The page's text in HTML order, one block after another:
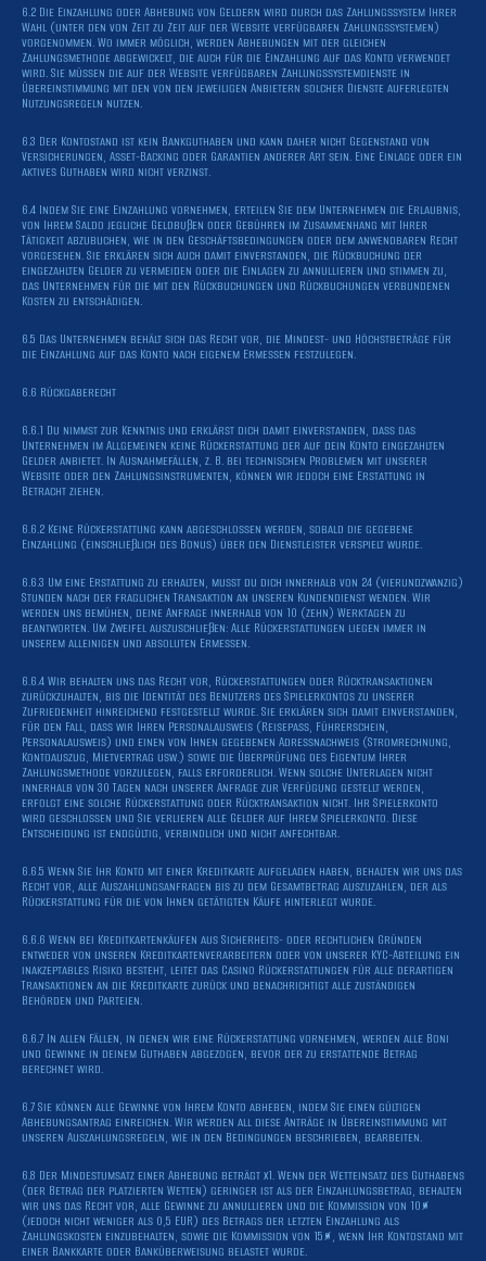
6.2 Die Einzahlung oder Abhebung von Geldern wird durch das Zahlungssystem Ihrer
Wahl (unter den von Zeit zu Zeit auf der Website verfügbaren Zahlungssystemen)
vorgenommen. Wo immer möglich, werden Abhebungen mit der gleichen
Zahlungsmethode abgewickelt, die auch für die Einzahlung auf das Konto verwendet
wird. Sie müssen die auf der Website verfügbaren Zahlungssystemdienste in
Übereinstimmung mit den von den jeweiligen Anbietern solcher Dienste auferlegten
Nutzungsregeln nutzen.
6.3 Der Kontostand ist kein Bankguthaben und kann daher nicht Gegenstand von
Versicherungen, Asset-Backing oder Garantien anderer Art sein. Eine Einlage oder ein
aktives Guthaben wird nicht verzinst.
6.4 Indem Sie eine Einzahlung vornehmen, erteilen Sie dem Unternehmen die Erlaubnis,
von Ihrem Saldo jegliche Geldbußen oder Gebühren im Zusammenhang mit Ihrer
Tätigkeit abzubuchen, wie in den Geschäftsbedingungen oder dem anwendbaren Recht
vorgesehen. Sie erklären sich auch damit einverstanden, die Rückbuchung der
eingezahlten Gelder zu vermeiden oder die Einlagen zu annullieren und stimmen zu,
das Unternehmen für die mit den Rückbuchungen und Rückbuchungen verbundenen
Kosten zu entschädigen.
6.5 Das Unternehmen behält sich das Recht vor, die Mindest- und Höchstbeträge für
die Einzahlung auf das Konto nach eigenem Ermessen festzulegen.
6.6 Rückgaberecht
6.6.1 Du nimmst zur Kenntnis und erklärst dich damit einverstanden, dass das
Unternehmen im Allgemeinen keine Rückerstattung der auf dein Konto eingezahlten
Gelder anbietet. In Ausnahmefällen, z. B. bei technischen Problemen mit unserer
Website oder den Zahlungsinstrumenten, können wir jedoch eine Erstattung in
Betracht ziehen.
6.6.2 Keine Rückerstattung kann abgeschlossen werden, sobald die gegebene
Einzahlung (einschließlich des Bonus) über den Dienstleister verspielt wurde.
6.6.3 Um eine Erstattung zu erhalten, musst du dich innerhalb von 24 (vierundzwanzig)
Stunden nach der fraglichen Transaktion an unseren Kundendienst wenden. Wir
werden uns bemühen, deine Anfrage innerhalb von 10 (zehn) Werktagen zu
beantworten. Um Zweifel auszuschließen: Alle Rückerstattungen liegen immer in
unserem alleinigen und absoluten Ermessen.
6.6.4 Wir behalten uns das Recht vor, Rückerstattungen oder Rücktransaktionen
zurückzuhalten, bis die Identität des Benutzers des Spielerkontos zu unserer
Zufriedenheit hinreichend festgestellt wurde. Sie erklären sich damit einverstanden,
für den Fall, dass wir Ihren Personalausweis (Reisepass, Führerschein,
Personalausweis) und einen von Ihnen gegebenen Adressnachweis (Stromrechnung,
Kontoauszug, Mietvertrag usw.) sowie die Überprüfung des Eigentum Ihrer
Zahlungsmethode vorzulegen, falls erforderlich. Wenn solche Unterlagen nicht
innerhalb von 30 Tagen nach unserer Anfrage zur Verfügung gestellt werden,
erfolgt eine solche Rückerstattung oder Rücktransaktion nicht. Ihr Spielerkonto
wird geschlossen und Sie verlieren alle Gelder auf Ihrem Spielerkonto. Diese
Entscheidung ist endgültig, verbindlich und nicht anfechtbar.
6.6.5 Wenn Sie Ihr Konto mit einer Kreditkarte aufgeladen haben, behalten wir uns das
Recht vor, alle Auszahlungsanfragen bis zu dem Gesamtbetrag auszuzahlen, der als
Rückerstattung für die von Ihnen getätigten Käufe hinterlegt wurde.
6.6.6 Wenn bei Kreditkartenkäufen aus Sicherheits- oder rechtlichen Gründen
entweder von unseren Kreditkartenverarbeitern oder von unserer KYC-Abteilung ein
inakzeptables Risiko besteht, leitet das Casino Rückerstattungen für alle derartigen
Transaktionen an die Kreditkarte zurück und benachrichtigt alle zuständigen
Behörden und Parteien.
6.6.7 In allen Fällen, in denen wir eine Rückerstattung vornehmen, werden alle Boni
und Gewinne in deinem Guthaben abgezogen, bevor der zu erstattende Betrag
berechnet wird.
6.7 Sie können alle Gewinne von Ihrem Konto abheben, indem Sie einen gültigen
Abhebungsantrag einreichen. Wir werden all diese Anträge in Übereinstimmung mit
unseren Auszahlungsregeln, wie in den Bedingungen beschrieben, bearbeiten.
6.8 Der Mindestumsatz einer Abhebung beträgt x1. Wenn der Wetteinsatz des Guthabens
(der Betrag der platzierten Wetten) geringer ist als der Einzahlungsbetrag, behalten
wir uns das Recht vor, alle Gewinne zu annullieren und die Kommission von 10%
(jedoch nicht weniger als 0,5 EUR) des Betrags der letzten Einzahlung als
Zahlungskosten einzubehalten, sowie die Kommission von 15%, wenn Ihr Kontostand mit
einer Bankkarte oder Banküberweisung belastet wurde.